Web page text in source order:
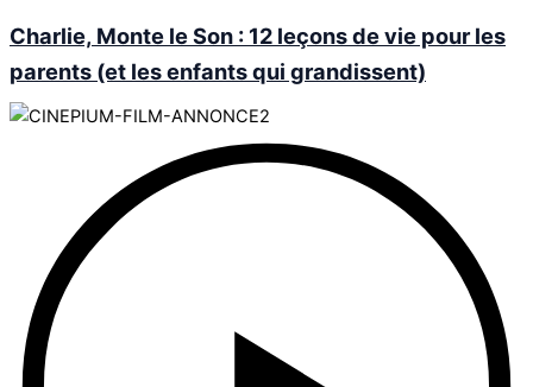
Charlie, Monte le Son : 12 leçons de vie pour les
parents (et les enfants qui grandissent)